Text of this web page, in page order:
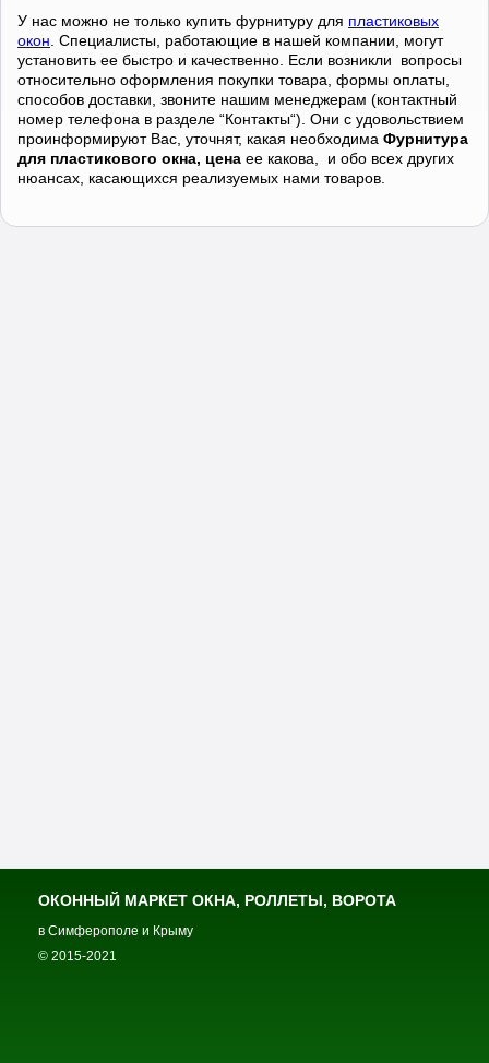
У нас можно не только купить фурнитуру для пластиковых
окон . Специалисты, работающие в нашей компании, могут
установить ее быстро и качественно. Если возникли вопросы
относительно оформления покупки товара, формы оплаты,
способов доставки, звоните нашим менеджерам (контактный
номер телефона в разделе “Контакты“). Они с удовольствием
проинформируют Вас, уточнят, какая необходима Фурнитура
для пластикового окна, цена ее какова, и обо всех других
нюансах, касающихся реализуемых нами товаров.
ОКОННЫЙ МАРКЕТ ОКНА, РОЛЛЕТЫ, ВОРОТА
в Симферополе и Крыму
© 2015-2021